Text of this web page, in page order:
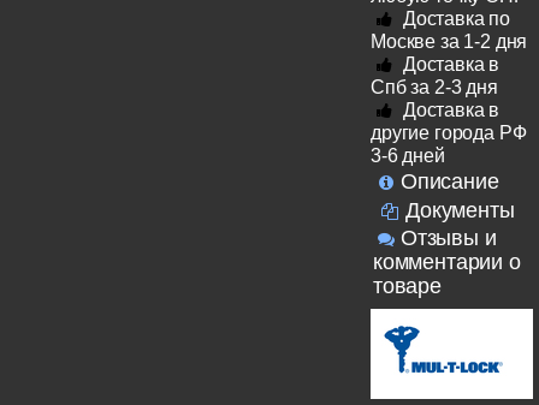
Доставка по
Москве за 1-2 дня
Доставка в
Спб за 2-3 дня
Доставка в
другие города РФ
3-6 дней
Описание
Документы
Отзывы и
комментарии о
товаре